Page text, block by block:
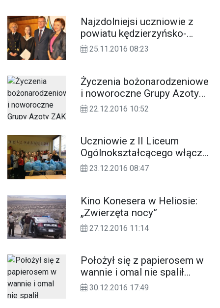
Najzdolniejsi uczniowie z
powiatu kędzierzyńsko-
kozielskiego otrzymali
25.11.2016 08:23
Życzenia bożonarodzeniowe
i noworoczne Grupy Azoty
ZAK SA
22.12.2016 10:52
Uczniowie z II Liceum
Ogólnokształcącego włączyli
się w akcję świątecznej
23.12.2016 08:47
Kino Konesera w Heliosie:
„Zwierzęta nocy”
27.12.2016 11:14
Położył się z papierosem w
wannie i omal nie spalił
mieszkania. Nietypowa
30.12.2016 17:49